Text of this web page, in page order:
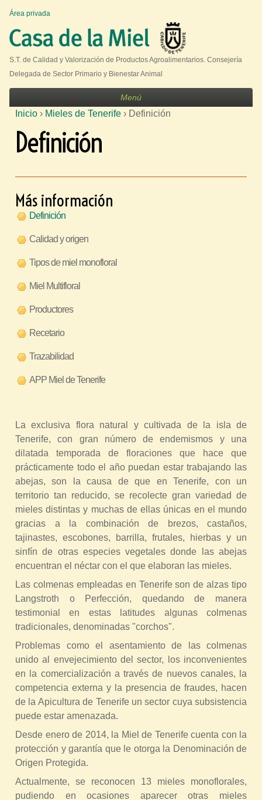
S.T. de Calidad y Valorización de Productos Agroalimentarios. Consejería
Delegada de Sector Primario y Bienestar Animal
U
s
e
r
m
e
Área privada
Menú
S
e
n
c
u
n
t
r
a
u
s
t
e
d
u
í
Inicio › Mieles de Tenerife › Definición
Definición
Más información
Definición
Calidad y origen
Tipos de miel monofloral
Miel Multifloral
Productores
Recetario
Trazabilidad
APP Miel de Tenerife
La exclusiva flora natural y cultivada de la isla de
Tenerife, con gran número de endemismos y una
dilatada temporada de floraciones que hace que
prácticamente todo el año puedan estar trabajando las
abejas, son la causa de que en Tenerife, con un
territorio tan reducido, se recolecte gran variedad de
mieles distintas y muchas de ellas únicas en el mundo
gracias a la combinación de brezos, castaños,
tajinastes, escobones, barrilla, frutales, hierbas y un
sinfín de otras especies vegetales donde las abejas
encuentran el néctar con el que elaboran las mieles.
Las colmenas empleadas en Tenerife son de alzas tipo
Langstroth o Perfección, quedando de manera
testimonial en estas latitudes algunas colmenas
tradicionales, denominadas "corchos".
Problemas como el asentamiento de las colmenas
unido al envejecimiento del sector, los inconvenientes
en la comercialización a través de nuevos canales, la
competencia externa y la presencia de fraudes, hacen
de la Apicultura de Tenerife un sector cuya subsistencia
puede estar amenazada.
Desde enero de 2014, la Miel de Tenerife cuenta con la
protección y garantía que le otorga la Denominación de
Origen Protegida.
Actualmente, se reconocen 13 mieles monoflorales,
pudiendo en ocasiones aparecer otras mieles